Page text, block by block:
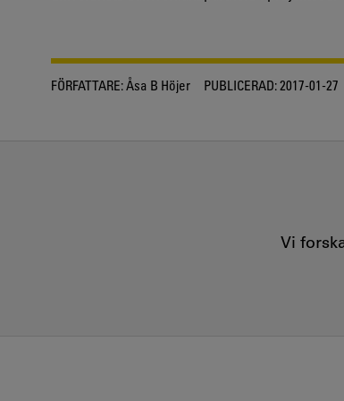
FÖRFATTARE:Åsa B Höjer PUBLICERAD:2017-01-27
Vi